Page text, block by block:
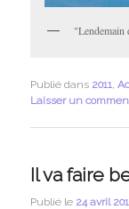
"Lendemain
Publié dans 2011,
Laisser un
Il va faire
Publié le 24 avril